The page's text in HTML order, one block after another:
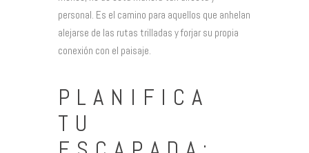
personal. Es el camino para aquellos que anhelan
alejarse de las rutas trilladas y forjar su propia
conexión con el paisaje.
PLANIFICA
TU